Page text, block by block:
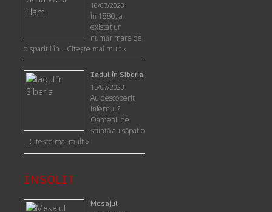
16/07/2023
În 1880, a
existat un
număr mare de
dispariții în …Citește mai mult »
Iadul în Siberia
15/07/2023
Au descoperit
Infernul ?
Oamenii de
ştiinţă au săpat o
…Citește mai mult »
INSOLIT
Mesajul